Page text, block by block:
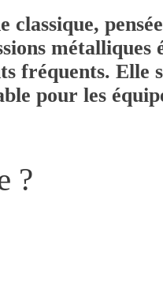
métalliques
fréquents. Elle
pour les
?